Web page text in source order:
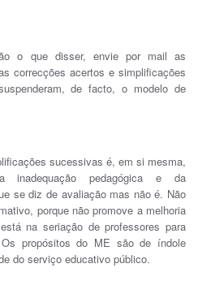
o que disser, envie por mail as
correcções acertos e simplificações
de facto, o modelo de
sucessivas é, em si mesma,
inadequação pedagógica e da
se diz de avaliação mas não é. Não
porque não promove a melhoria
na seriação de professores para
propósitos do ME são de índole
do serviço educativo público.